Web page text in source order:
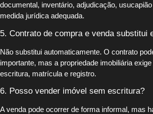
documental, inventário, adjudicação,
medida jurídica adequada.
5. Contrato de compra e venda substitui
Não substitui automaticamente. O contrato
importante, mas a propriedade imobiliária
escritura, matrícula e registro.
6. Posso vender imóvel sem escritura?
A venda pode ocorrer de forma informal, mas